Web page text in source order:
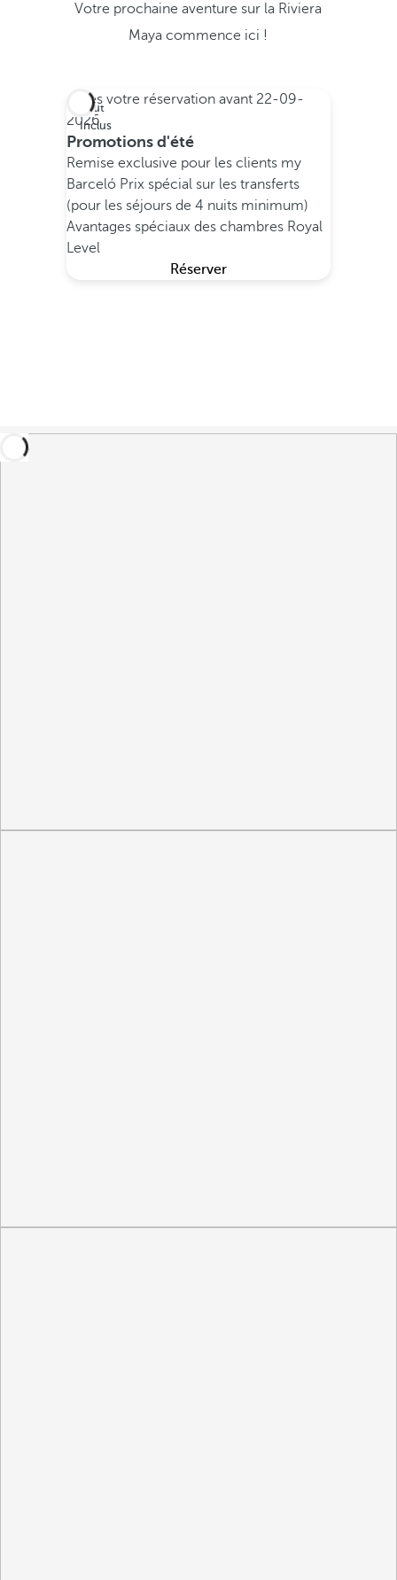
Votre prochaine aventure sur la Riviera
Maya commence ici !
Tout
Inclus
Faites votre réservation avant 22-09-
2026
Promotions d'été
Remise exclusive pour les clients my
Barceló Prix spécial sur les transferts
(pour les séjours de 4 nuits minimum)
Avantages spéciaux des chambres Royal
Level
Réserver